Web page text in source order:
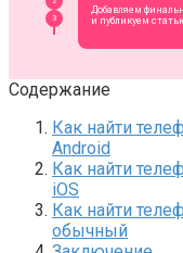
Содержание
Как найти
Android
Как найти
iOS
Как найти
обычный